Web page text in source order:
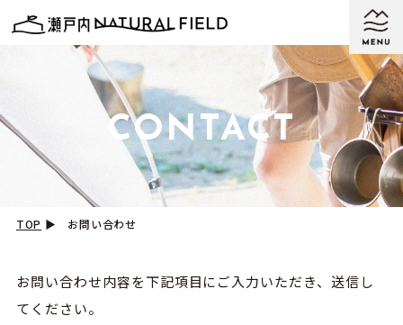
CONTACT
TOP ▶︎ お問い合わせ
お問い合わせ内容を下記項目にご入力いただき、送信し
てください。